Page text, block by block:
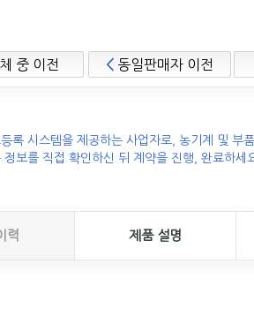
중 이전 < 동일판매자 이전
등록 시스템을 제공하는 사업자로, 농기계 및 부
정보를 직접 확인하신 뒤 계약을 진행, 완료하세
력 제품 설명